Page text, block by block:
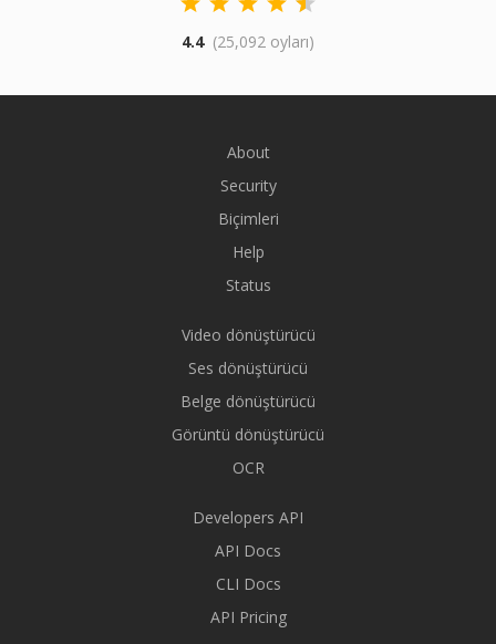
4.4 (25,092 oyları)
About
Security
Biçimleri
Help
Status
Video dönüştürücü
Ses dönüştürücü
Belge dönüştürücü
Görüntü dönüştürücü
OCR
Developers API
API Docs
CLI Docs
API Pricing